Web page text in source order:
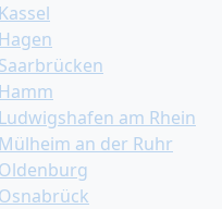
am Rhein
an der Ruhr